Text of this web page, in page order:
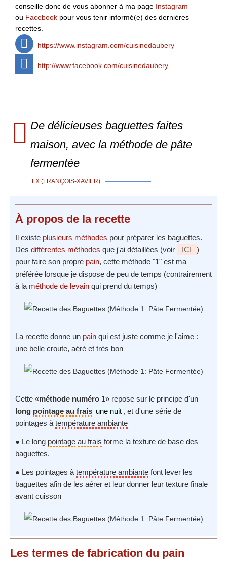
conseille donc de vous abonner à ma page Instagram
ou Facebook pour vous tenir informé(e) des dernières
recettes.
https://www.instagram.com/cuisinedaubery
http://www.facebook.com/cuisinedaubery
De délicieuses baguettes faites
maison, avec la méthode de pâte
fermentée
FX (FRANÇOIS-XAVIER)
À propos de la recette
Il existe plusieurs méthodes pour préparer les baguettes.
Des différentes méthodes que j'ai détaillées (voir ICI
)
pour faire son propre pain, cette méthode "1" est ma
préférée lorsque je dispose de peu de temps (contrairement
à la méthode de levain qui prend du temps)
La recette donne un pain qui est juste comme je l'aime :
une belle croute, aéré et très bon
Cette «méthode numéro 1» repose sur le principe d'un
long pointage au frais une nuit , et d'une série de
pointages à température ambiante
● Le long pointage au frais forme la texture de base des
baguettes.
● Les pointages à température ambiante font lever les
baguettes afin de les aérer et leur donner leur texture finale
avant cuisson
Les termes de fabrication du pain